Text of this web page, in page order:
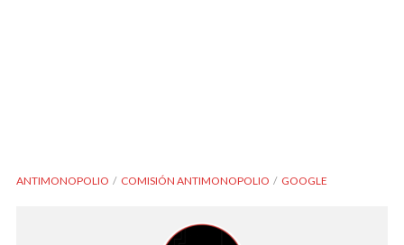
ANTIMONOPOLIO COMISIÓN ANTIMONOPOLIO GOOGLE